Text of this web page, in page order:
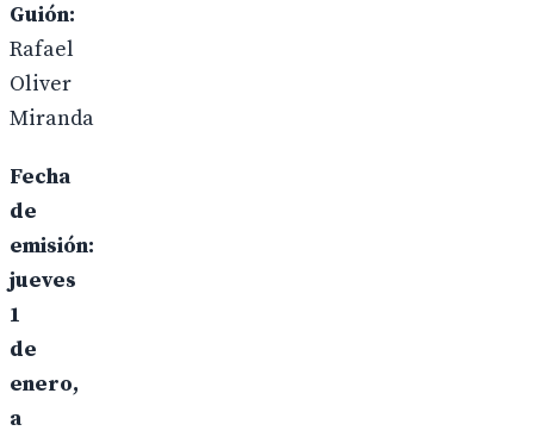
Guión:
Rafael
Oliver
Miranda
Fecha
de
emisión:
jueves
1
de
enero,
a